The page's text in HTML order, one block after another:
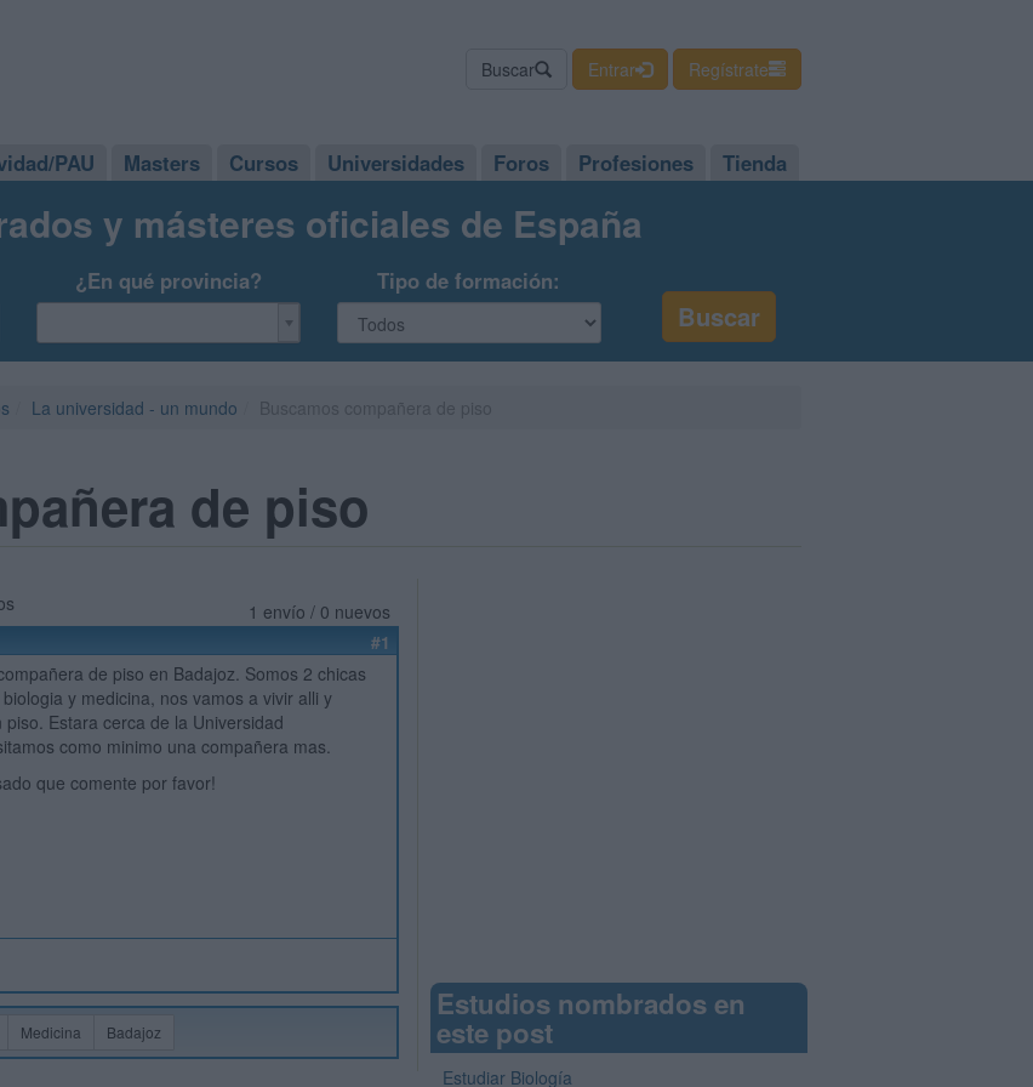
Buscar Entrar Regístrate
PAU Masters Cursos Universidades Foros Profesiones Tienda
y másteres oficiales de España
¿En qué provincia? Tipo de formación:
La universidad - un mundo
de piso
1 envío / 0 nuevos
#1
de piso en Badajoz. Somos 2 chicas
y medicina, nos vamos a vivir alli y
Estara cerca de la Universidad
como minimo una compañera mas.
que comente por favor!
Medicina Badajoz
Estudios nombrados en
este post
Estudiar Biología